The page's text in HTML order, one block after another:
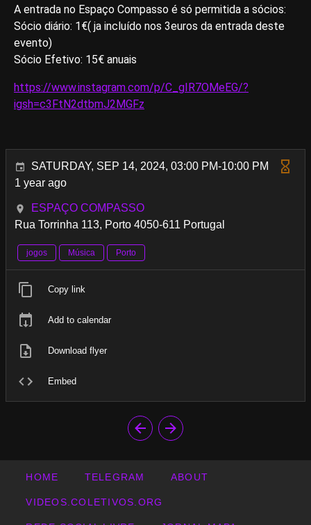
A entrada no Espaço Compasso é só permitida a sócios:
Sócio diário: 1€( ja incluído nos 3euros da entrada deste
evento)
Sócio Efetivo: 15€ anuais
https://www.instagram.com/p/C_gIR7OMeEG/?
igsh=c3FtN2dtbmJ2MGFz
SATURDAY, SEP 14, 2024, 03:00 PM-10:00 PM
1 year ago
ESPAÇO COMPASSO
Rua Torrinha 113, Porto 4050-611 Portugal
jogos Música Porto
Copy link
Add to calendar
Download flyer
Embed
HOME TELEGRAM ABOUT
VIDEOS.COLETIVOS.ORG